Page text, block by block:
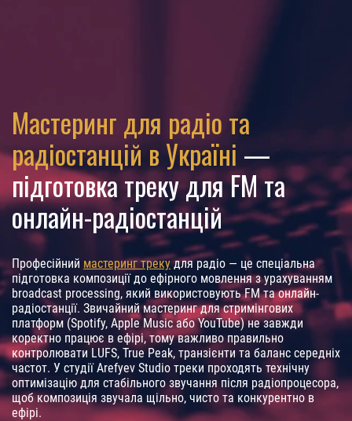
Мастеринг для радіо та
радіостанцій в Україні —
підготовка треку для FM та
онлайн-радіостанцій
Професійний мастеринг трекудля радіо — це спеціальна
підготовка композиції до ефірного мовлення з урахуванням
broadcast processing, який використовують FM та онлайн-
радіостанції. Звичайний мастеринг для стримінгових
платформ (Spotify, Apple Music або YouTube) не завжди
коректно працює в ефірі, тому важливо правильно
контролювати LUFS, True Peak, транзієнти та баланс середніх
частот. У студії Arefyev Studio треки проходять технічну
оптимізацію для стабільного звучання після радіопроцесора,
щоб композиція звучала щільно, чисто та конкурентно в
ефірі.